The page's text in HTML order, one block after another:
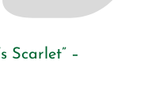
Scarlet” –